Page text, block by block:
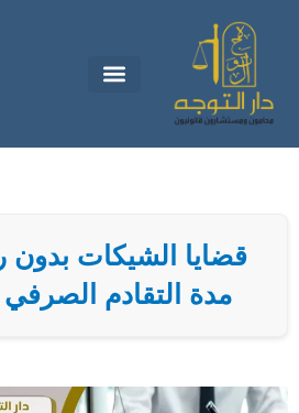
المحتوى
قضايا الشيكات بدون
مدة التقادم الصرفي 94959511